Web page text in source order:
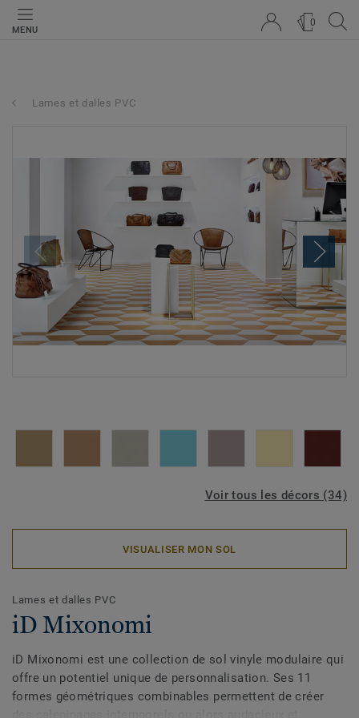
MENU
0
Lames et dalles PVC
Voir tous les décors (34)
VISUALISER MON SOL
Lames et dalles PVC
iD Mixonomi
iD Mixonomi est une collection de sol vinyle modulaire qui
offre un potentiel unique de personnalisation. Ses 11
formes géométriques combinables permettent de créer